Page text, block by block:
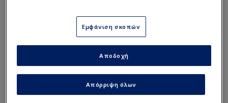
Και σε αυτή τη λίστα με τα υποψήφια
ονόματα, τα τελευταία 24ωρα προστέθηκε το
όνομα του Μέμφις Ντεπάι που δεν είναι μια
τυχαία περίπτωση. Είναι ένας παίκτης
παγκόσμιας κλάσης που, παρά την απόφασή
του να δοκιμάσει την τύχη του στη Λατινική
Αμερική, δείχνει ότι το επίπεδό του
Εμφάνιση σκοπών
Απόρριψη όλων
Αποδοχή